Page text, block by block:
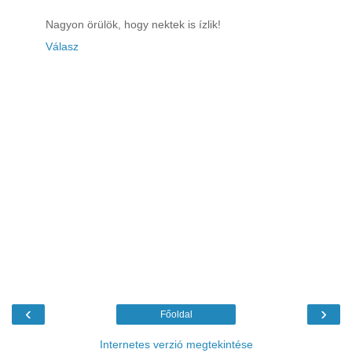
Nagyon örülök, hogy nektek is ízlik!
Válasz
‹ ›
Főoldal
Internetes verzió megtekintése